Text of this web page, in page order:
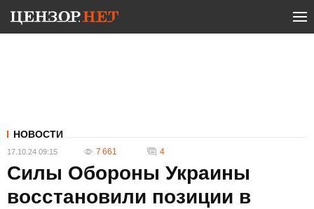
НОВОСТИ
17.10.24 09:15 7 661 4
Силы Обороны Украины
восстановили позиции в